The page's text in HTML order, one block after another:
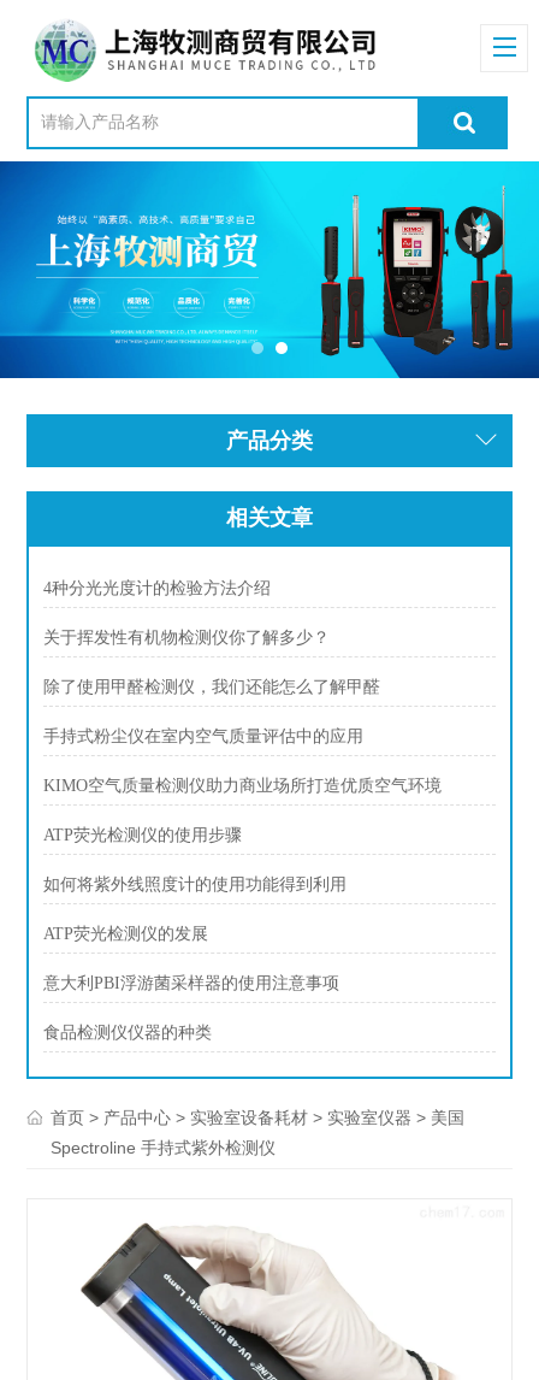
产品分类
相关文章
4种分光光度计的检验方法介绍
关于挥发性有机物检测仪你了解多少？
除了使用甲醛检测仪，我们还能怎么了解甲醛
手持式粉尘仪在室内空气质量评估中的应用
KIMO空气质量检测仪助力商业场所打造优质空气环境
ATP荧光检测仪的使用步骤
如何将紫外线照度计的使用功能得到利用
ATP荧光检测仪的发展
意大利PBI浮游菌采样器的使用注意事项
食品检测仪仪器的种类
首页 > 产品中心 > 实验室设备耗材 > 实验室仪器 > 美国
Spectroline 手持式紫外检测仪